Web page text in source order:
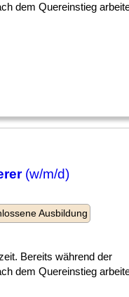
dem Quereinstieg
(w/m/d)
Ausbildung
Bereits während der
dem Quereinstieg